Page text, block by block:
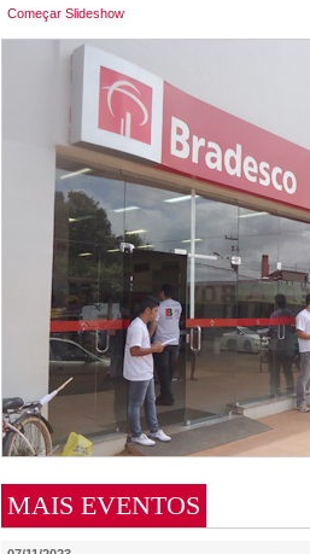
Começar Slideshow
MAIS EVENTOS